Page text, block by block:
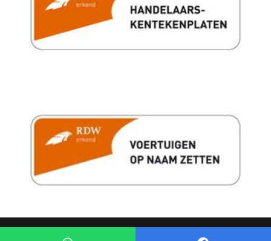
Bestuurdersairbag
Bluetooth
Elektronisch stabiliteits programma
Passagiersairbag
Sportstuur leder
Zij airbag(s) achter
Mogelijk gemaakt door